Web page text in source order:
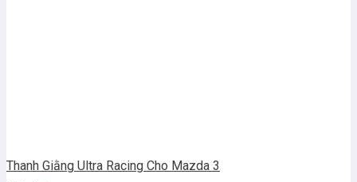
Thanh Giằng Ultra Racing Cho Mazda 3